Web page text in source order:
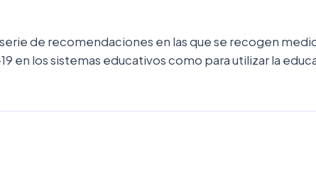
de recomendaciones en las que se recogen
en los sistemas educativos como para utilizar la